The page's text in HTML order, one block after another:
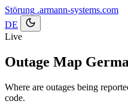
Störung .armann-systems.com
DE
Live
Outage Map
Where are outages being
code.